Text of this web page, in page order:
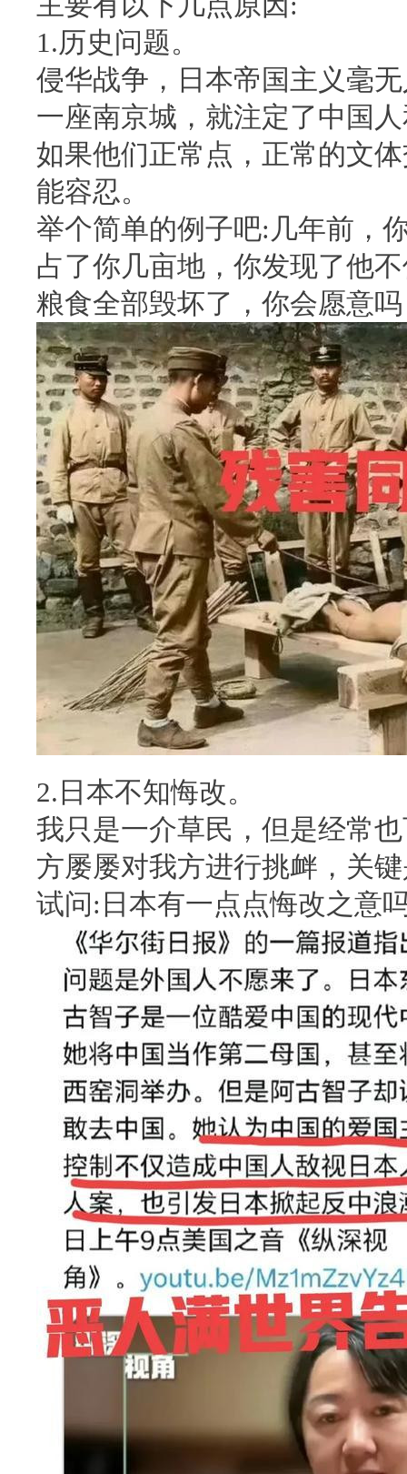
1.历史问题。
侵华战争，日本帝国主义毫
一座南京城，就注定了中国
如果他们正常点，正常的文
能容忍。
举个简单的例子吧:几年前，
占了你几亩地，你发现了他
粮食全部毁坏了，你会愿意
2.日本不知悔改。
我只是一介草民，但是经常
方屡屡对我方进行挑衅，关
试问:日本有一点点悔改之意